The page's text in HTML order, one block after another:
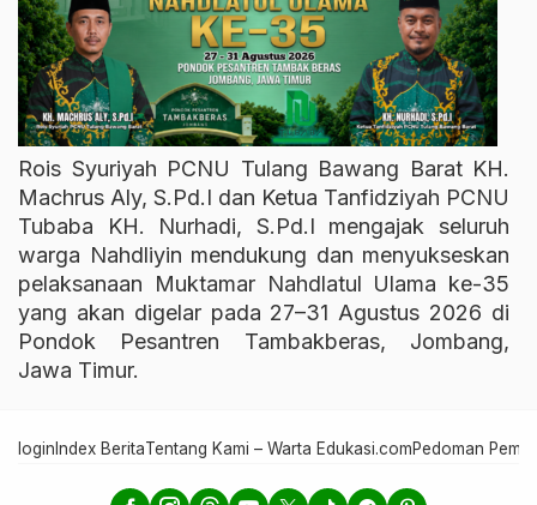
Rois Syuriyah PCNU Tulang Bawang Barat KH.
Machrus Aly, S.Pd.I dan Ketua Tanfidziyah PCNU
Tubaba KH. Nurhadi, S.Pd.I mengajak seluruh
warga Nahdliyin mendukung dan menyukseskan
pelaksanaan Muktamar Nahdlatul Ulama ke-35
yang akan digelar pada 27–31 Agustus 2026 di
Pondok Pesantren Tambakberas, Jombang,
Jawa Timur.
login Index BeritaTentang Kami – Warta Edukasi.comPedoman